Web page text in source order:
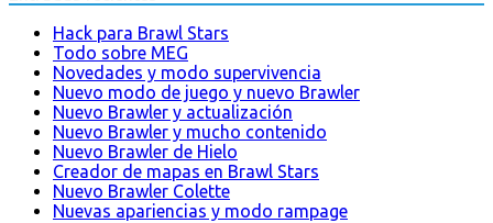
Hack para Brawl Stars
Todo sobre MEG
Novedades y modo supervivencia
Nuevo modo de juego y nuevo Brawler
Nuevo Brawler y actualización
Nuevo Brawler y mucho contenido
Nuevo Brawler de Hielo
Creador de mapas en Brawl Stars
Nuevo Brawler Colette
Nuevas apariencias y modo rampage